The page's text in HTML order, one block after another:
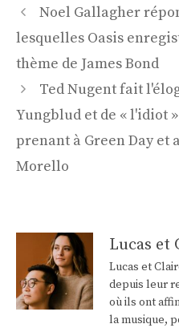
Navigation
des
articles
Noel Gallagher
lesquelles Oasis
thème de James Bond
Ted Nugent fait
Yungblud et de « l'idiot
prenant à Green Day et
Morello
Lucas et
Lucas et
depuis leur
où ils ont
la musique,